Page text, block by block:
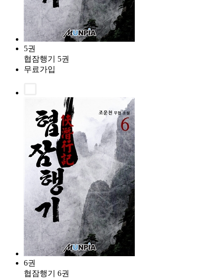
5권
협잠행기 5권
무료가입
6권
협잠행기 6권